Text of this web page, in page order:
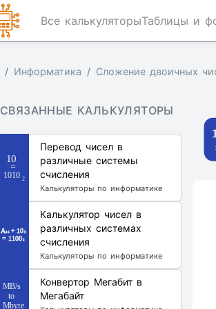
Все калькуляторыТаблицы и
Информатика Сложение двоичных
СВЯЗАННЫЕ КАЛЬКУЛЯТОРЫ
Перевод чисел в
различные системы
счисления
Калькуляторы по информатике
Калькулятор чисел в
различных системах
счисления
Калькуляторы по информатике
Конвертор Мегабит в
Мегабайт